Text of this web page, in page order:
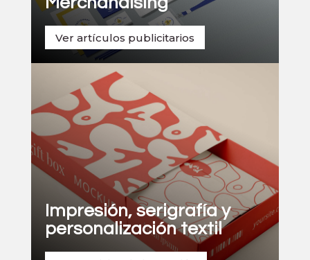
Ver artículos publicitarios
Impresión, serigrafía y
personalización textil